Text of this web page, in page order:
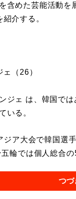
含めた芸能活動を
介する。
（26）
ジェ は、韓国で
いる。
ア大会で韓国選
輪では個人総合
つづ